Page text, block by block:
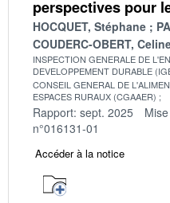
perspectives pour
HOCQUET, Stéphane
COUDERC-OBERT,
INSPECTION GENERALE DE
DEVELOPPEMENT DURABLE
CONSEIL GENERAL DE
ESPACES RURAUX (CGAAER)
Rapport: sept. 2025
n°016131-01
Accéder à la notice